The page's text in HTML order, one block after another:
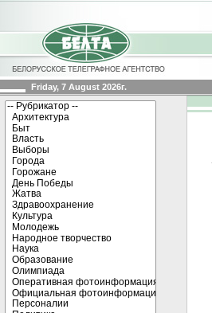
Friday, 7 August 2026г.